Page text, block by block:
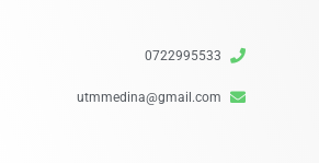
0722995533
utmmedina@gmail.com